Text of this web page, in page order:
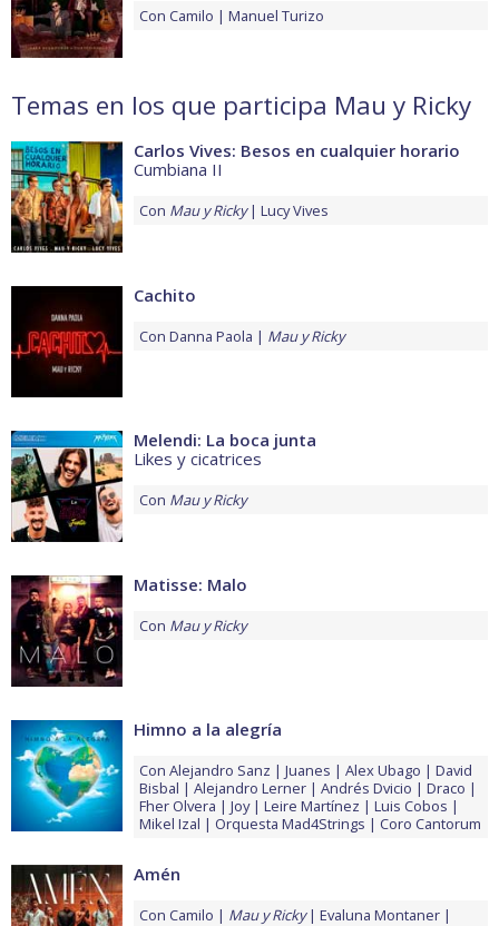
Con Camilo Manuel Turizo
Temas en los que participa Mau y Ricky
Carlos Vives: Besos en cualquier horario
Cumbiana II
Con Mau y Ricky Lucy Vives
Cachito
Con Danna Paola Mau y Ricky
Melendi: La boca junta
Likes y cicatrices
Con Mau y Ricky
Matisse: Malo
Con Mau y Ricky
Himno a la alegría
Con Alejandro Sanz Juanes Alex Ubago
David
Bisbal
Alejandro Lerner Andrés Dvicio
Draco
Fher Olvera
Joy Leire Martínez
Luis Cobos
Mikel Izal
Orquesta Mad4Strings Coro Cantorum
Amén
Con Camilo Mau y Ricky
Evaluna Montaner